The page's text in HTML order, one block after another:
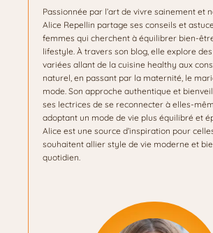
Passionnée par l’art de vivre sainement et
Alice Repellin partage ses conseils et
femmes qui cherchent à équilibrer bien-
lifestyle. À travers son blog, elle explore
variées allant de la cuisine healthy aux
naturel, en passant par la maternité, le
mode. Son approche authentique et
ses lectrices de se reconnecter à elles-
adoptant un mode de vie plus équilibré et
Alice est une source d’inspiration pour
souhaitent allier style de vie moderne et
quotidien.